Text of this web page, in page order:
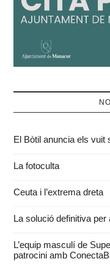
El Bòtil anuncia els vuit
La fotoculta
Ceuta i l’extrema dreta
La solució definitiva per
L’equip masculí de
patrocini amb